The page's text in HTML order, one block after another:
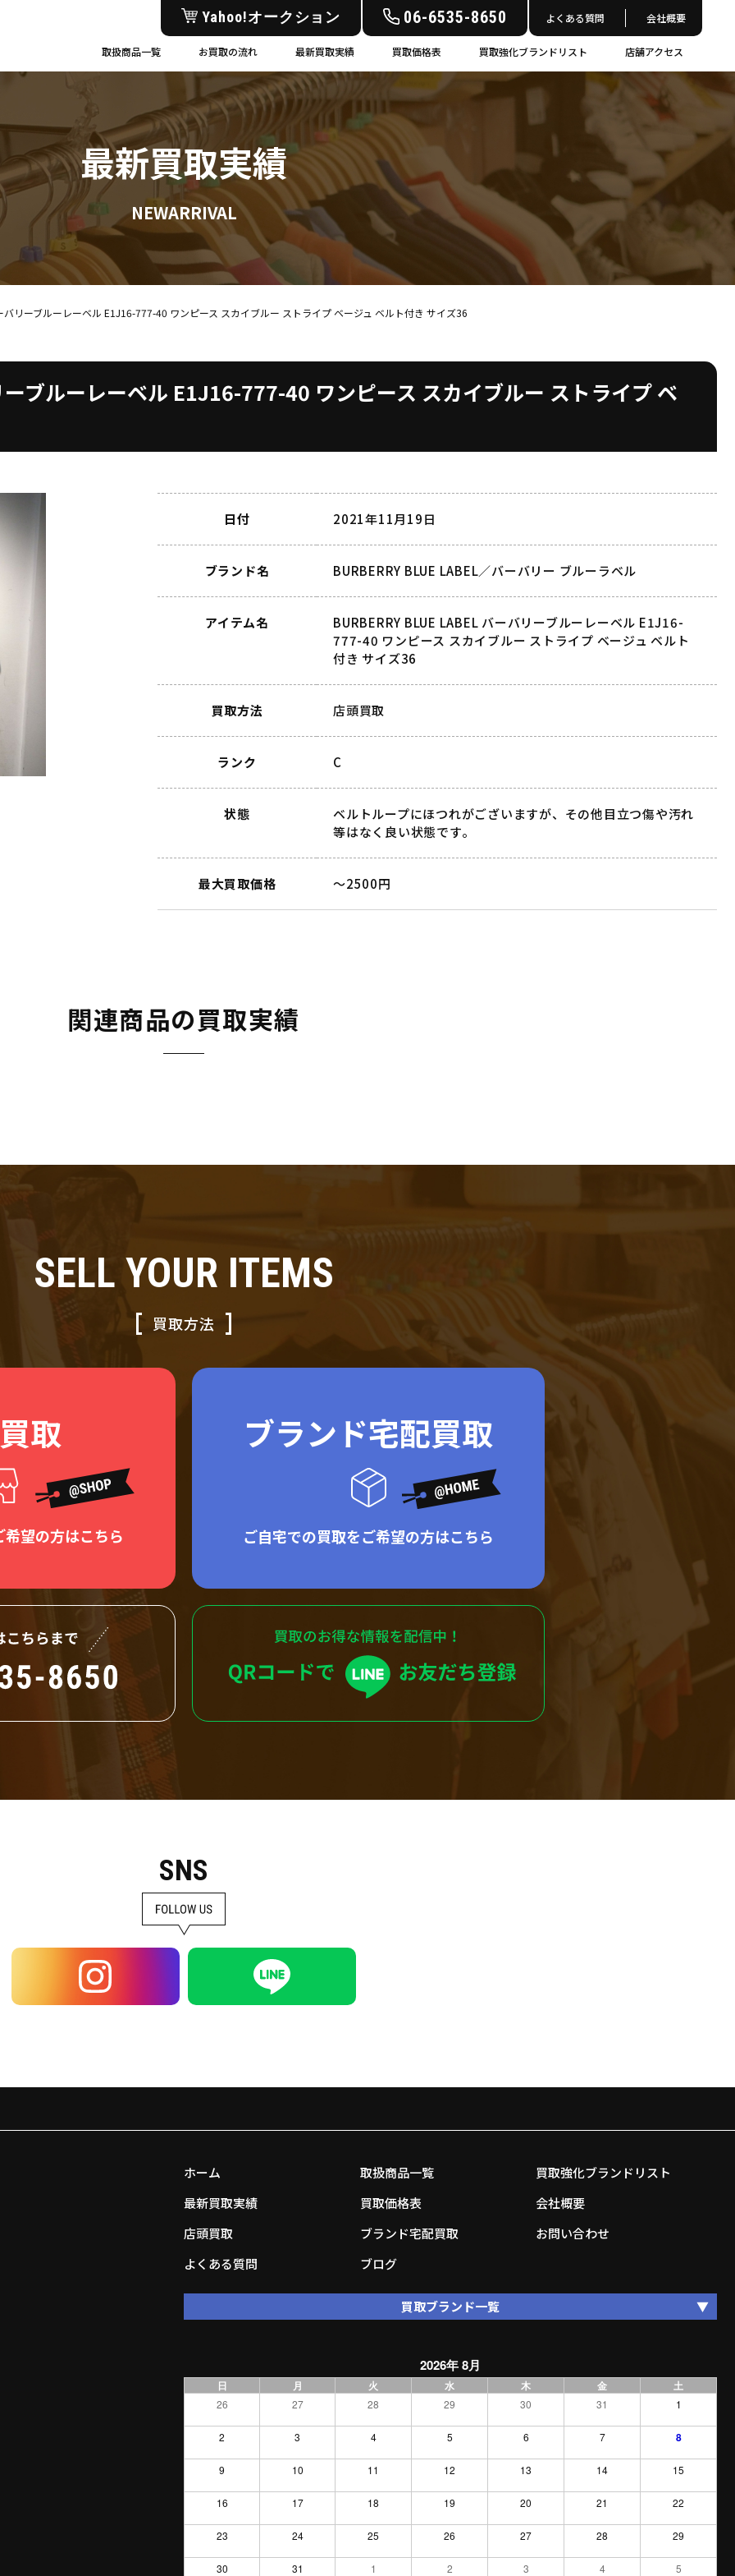
Yahoo!オークション 06-6535-8650 よくある質問 会社概要
取扱商品一覧 お買取の流れ 最新買取実績 買取価格表 買取強化ブランドリスト 店舗アクセス
最新買取実績
NEWARRIVAL
バリーブルーレーベル E1J16-777-40 ワンピース スカイブルー ストライプ ベージュ ベルト付き サイズ36
ブルーレーベル E1J16-777-40 ワンピース スカイブルー ストライプ ベ
日付 2021年11月19日
ブランド名 BURBERRY BLUE LABEL／バーバリー ブルーラベル
アイテム名
BURBERRY BLUE LABEL バーバリーブルーレーベル E1J16-
777-40 ワンピース スカイブルー ストライプ ベージュ ベルト
付き サイズ36
買取方法 店頭買取
ランク C
状態
ベルトループにほつれがございますが、その他目立つ傷や汚れ
等はなく良い状態です。
最大買取価格 ～2500円
関連商品の買取実績
SELL YOUR ITEMS
買取方法
取
望の方はこちら
ブランド宅配買取
ご自宅での買取をご希望の方はこちら
SNS
ホーム
最新買取実績
店頭買取
よくある質問
取扱商品一覧
買取価格表
ブランド宅配買取
ブログ
買取強化ブランドリスト
会社概要
お問い合わせ
買取ブランド一覧
2026年 8月
日 月 火 水 木 金 土
26 27 28 29 30 31 1
2 3 4 5 6 7 8
9 10 11 12 13 14 15
16 17 18 19 20 21 22
23 24 25 26 27 28 29
30 31 1 2 3 4 5